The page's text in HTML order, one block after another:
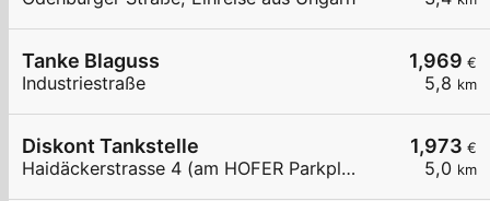
1,969 €
5,8 km
Tanke Blaguss
Industriestraße
1,973 €
5,0 km
Diskont Tankstelle
Haidäckerstrasse 4 (am HOFER Parkplatz)